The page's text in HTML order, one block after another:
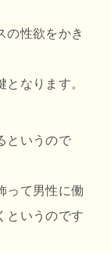
の性欲をかき
なります。
というので
って男性に働
というのです